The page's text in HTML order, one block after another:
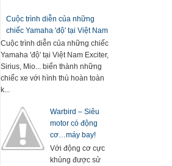
Cuộc trình diễn của những
chiếc Yamaha 'độ' tại Việt Nam
Cuộc trình diễn của những chiếc
Yamaha 'độ' tại Việt Nam Exciter,
Sirius, Mio... biến thành những
chiếc xe với hình thù hoàn toàn
k...
Warbird – Siêu
motor có động
cơ…máy bay!
Với động cơ cực
khủng được sử